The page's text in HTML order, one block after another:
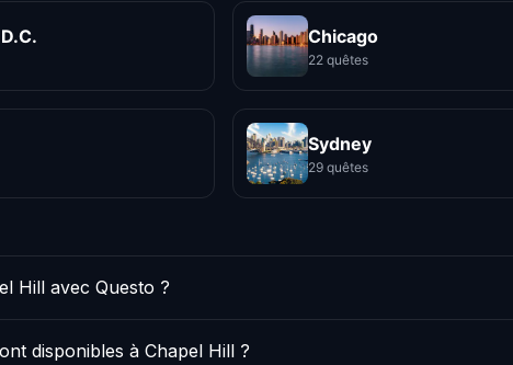
Chicago
22 quêtes
Sydney
29 quêtes
Hill avec Questo ?
disponibles à Chapel Hill ?